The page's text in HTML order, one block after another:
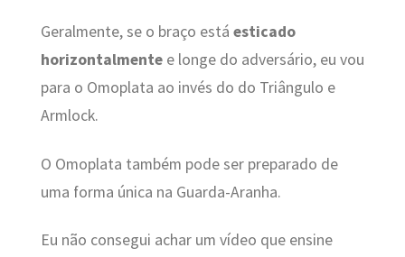
Geralmente, se o braço está esticado
horizontalmentee longe do adversário, eu vou
para o Omoplata ao invés do do Triângulo e
Armlock.
O Omoplata também pode ser preparado de
uma forma única na Guarda-Aranha.
Eu não consegui achar um vídeo que ensine